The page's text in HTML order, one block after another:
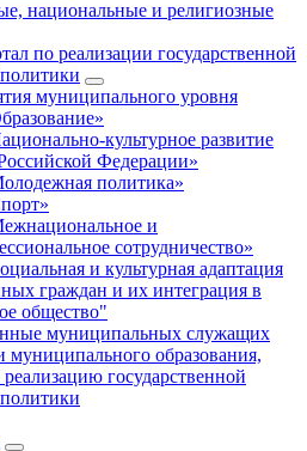
национальные и религиозные
по реализации государственной
муниципального уровня
культурное развитие
Федерации»
политика»
и
сотрудничество»
и культурная адаптация
граждан и их интеграция в
общество"
муниципальных служащих
муниципального образования,
государственной